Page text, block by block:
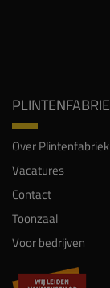
Over Plintenfabriek
Vacatures
Contact
Toonzaal
Voor bedrijven